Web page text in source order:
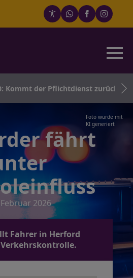
der Pflichtdienst zurück?
Foto wurde mit
KI generiert
fährt
2026
Fahrer in Herford